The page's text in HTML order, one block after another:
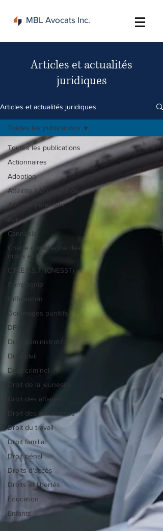
MBL Avocats Inc.
Articles et actualités
juridiques
Articles et actualités juridiques
Toutes les publications
Actionnaires
Adoption
Atteinte à la réputation
Autorité parentale
Avis
Cannabis
Charte canadienne des
droits et lib
C.N.E.S.S.T. (CNESST)
Compagnie
Diffamation
Dommages punitifs
DPJ
Droit administratif
Droit civil
Droit criminel
Droit de la jeunesse
Droit des affaires
Droit des assurances
Droit du travail
Droit familial
Droit pénal
Droits d'accès
Droits et libertés
Éducation
Enfants
Toutes les publications